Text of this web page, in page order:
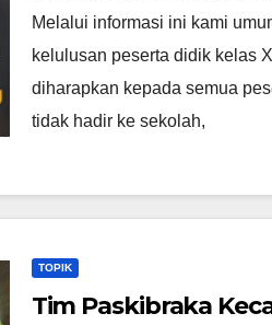
Melalui informasi ini kami
kelulusan peserta didik kelas
diharapkan kepada semua
tidak hadir ke sekolah,
TOPIK
Tim Paskibraka